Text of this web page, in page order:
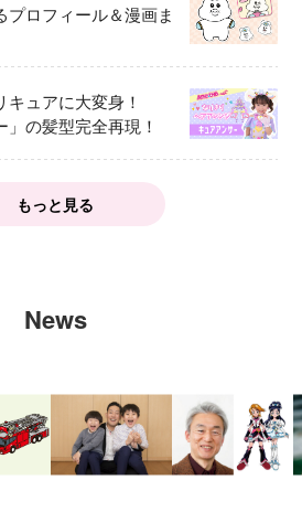
プロフィール＆漫画ま
キュアに大変身！
」の髪型完全再現！
もっと見る
News